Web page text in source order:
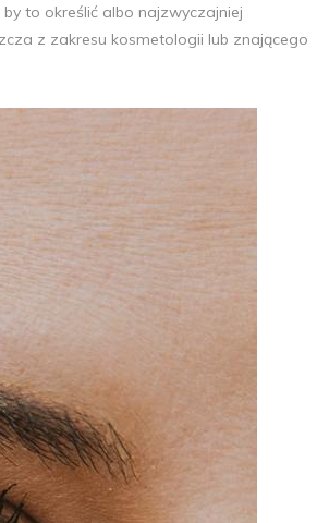
to określić albo najzwyczajniej
z zakresu kosmetologii lub znającego